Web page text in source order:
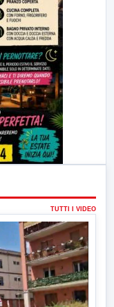
TUTTI I VIDEO